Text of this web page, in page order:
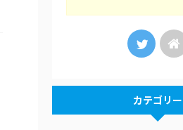
カテゴリー